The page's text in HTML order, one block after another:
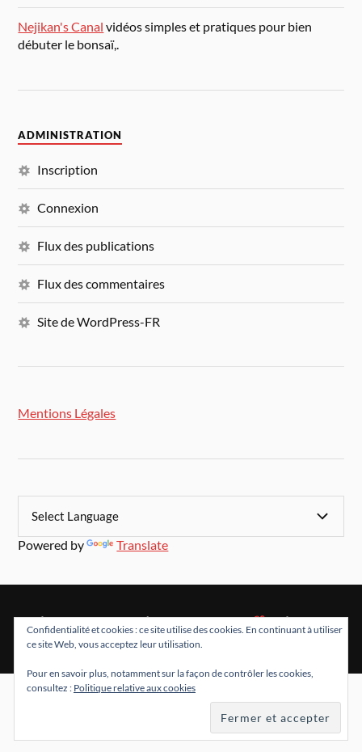
Nejikan's Canal vidéos simples et pratiques pour bien
débuter le bonsaï,.
ADMINISTRATION
Inscription
Connexion
Flux des publications
Flux des commentaires
Site de WordPress-FR
Mentions Légales
Powered by Translate
FIÈREMENT PROPULSÉ PARWORDPRESS & THÈME PAR
ANDERS NORÉN
Confidentialité et cookies : ce site utilise des cookies. En continuant à utiliser
ce site Web, vous acceptez leur utilisation.
Pour en savoir plus, notamment sur la façon de contrôler les cookies,
consultez : Politique relative aux cookies